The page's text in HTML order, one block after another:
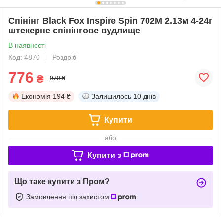
Спінінг Black Fox Inspire Spin 702M 2.13м 4-24г
штекерне спінінгове вудлище
В наявності
Код: 4870
Роздріб
776 ₴ 970 ₴
Економія 194 ₴ Залишилось 10 днів
Купити
або
Купити з
Що таке купити з Пром?
Замовлення під захистом